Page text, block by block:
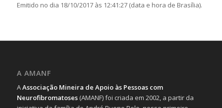
Emitido no dia 18/10/2017 às 12:41:27 (data e hora de Brasília).
A AMANF
AAssociação Mineira de Apoio às Pessoas com
Neurofibromatoses(AMANF) foi criada em 2002, a partir da